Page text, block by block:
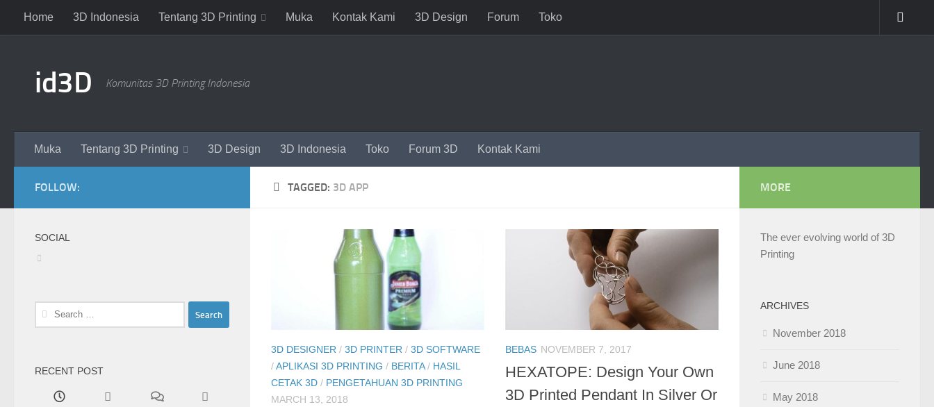
Skip to content
Home 3D Indonesia Tentang 3D Printing Muka Kontak Kami 3D Design Forum Toko
id3D Komunitas 3D Printing Indonesia
Muka Tentang 3D Printing 3D Design 3D Indonesia Toko Forum 3D Kontak Kami
TAGGED: 3D APP
3D DESIGNER / 3D PRINTER / 3D SOFTWARE
/APLIKASI 3D PRINTING / BERITA/ HASIL
CETAK 3D / PENGETAHUAN 3D PRINTING
MARCH 13, 2018
BEBAS NOVEMBER 7, 2017
HEXATOPE: Design Your Own
3D Printed Pendant In Silver Or
FOLLOW:
SOCIAL
Search
for:
RECENT POST
MORE
The ever evolving world of 3D
Printing
ARCHIVES
November 2018
June 2018
May 2018